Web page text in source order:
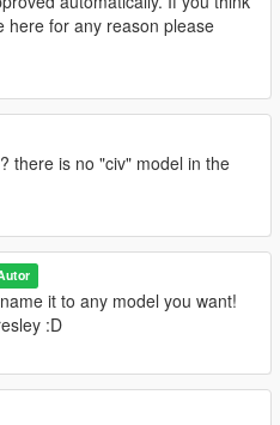
here for any reason please
there is no "civ" model in the
it to any model you want!
:D